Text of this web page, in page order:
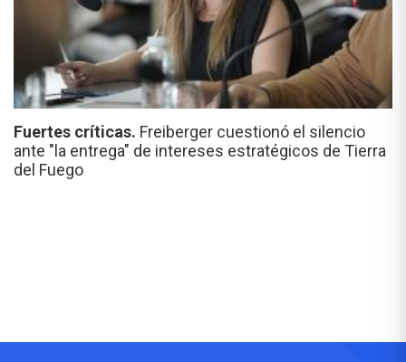
Fuertes críticas. Freiberger cuestionó el silencio
ante "la entrega" de intereses estratégicos de Tierra
del Fuego